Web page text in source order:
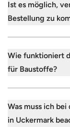
Ist es möglich,
Bestellung zu
Wie funktioniert
für Baustoffe?
Was muss ich
in Uckermark